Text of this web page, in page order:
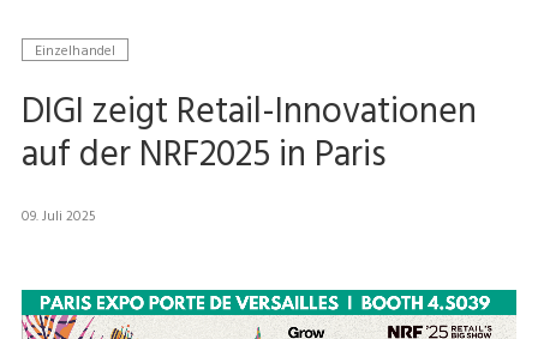
Einzelhandel
DIGI zeigt Retail-Innovationen
auf der NRF2025 in Paris
09. Juli 2025